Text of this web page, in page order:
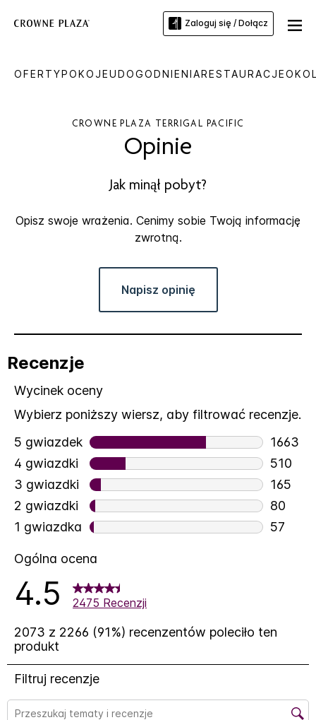
Zaloguj się / Dołącz
OFERTYPOKOJEUDOGODNIENIARESTAURACJE
CROWNE PLAZA TERRIGAL PACIFIC
Opinie
Jak minął pobyt?
Opisz swoje wrażenia. Cenimy sobie Twoją informację
zwrotną.
Napisz opinię